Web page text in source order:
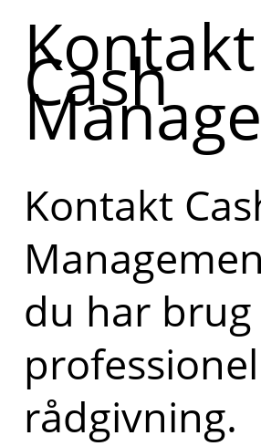
Kontakt
Cash
Kontakt
du har
professionel
rådgivning.